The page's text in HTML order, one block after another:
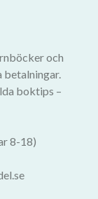
och
betalningar.
boktips –
8-18)